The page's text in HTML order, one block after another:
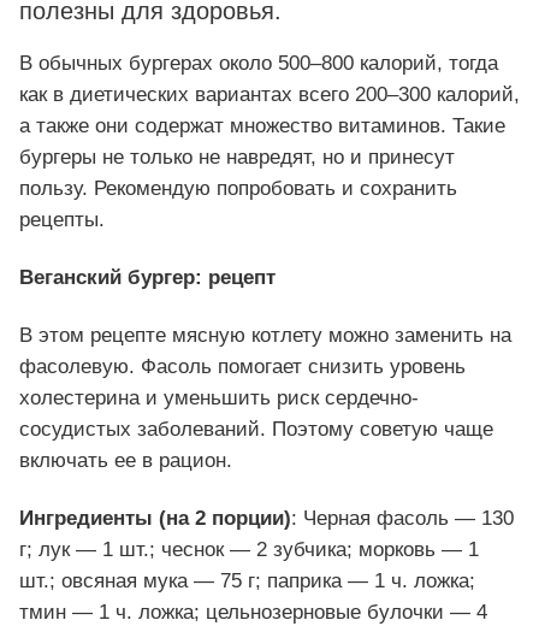
полезны для здоровья.
В обычных бургерах около 500–800 калорий, тогда
как в диетических вариантах всего 200–300 калорий,
а также они содержат множество витаминов. Такие
бургеры не только не навредят, но и принесут
пользу. Рекомендую попробовать и сохранить
рецепты.
Веганский бургер: рецепт
В этом рецепте мясную котлету можно заменить на
фасолевую. Фасоль помогает снизить уровень
холестерина и уменьшить риск сердечно-
сосудистых заболеваний. Поэтому советую чаще
включать ее в рацион.
Ингредиенты (на 2 порции): Черная фасоль — 130
г; лук — 1 шт.; чеснок — 2 зубчика; морковь — 1
шт.; овсяная мука — 75 г; паприка — 1 ч. ложка;
тмин — 1 ч. ложка; цельнозерновые булочки — 4